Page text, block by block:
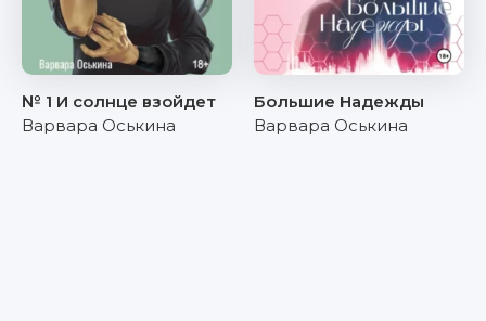
№ 1 И солнце взойдет
Варвара Оськина
Большие Надежды
Варвара Оськина